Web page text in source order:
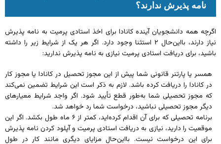
نامه پذیرش ندارند؟
اگرچه همه دانشجویان آینده کانادا برای اخذ استادی پرمیت به نامه پذیرش
نیاز دارند، بااین‌حال ۲ استثنا وجود دارد. اگر هر یک از شرایط زیر را داشته
باشید، برای دریافت استادی پرمیت نیازی به نامه پذیرش ندارید:
همسر یا پارتنر قانونی شما پیش از این مجوز تحصیل در کانادا یا مجوز کار
در کانادا را دریافت کرده باشد. لازم به ذکر است این شرایط تضمین نمی‌کند
که مجوز تحصیلی شما به‌طور قطع تأیید شود. اگر واجد شرایط معیارهای
دیگر مجوز تحصیلی نباشید، درخواست شما رد خواهد شد.
برنامه تحصیلی که برای آن اقدام کرده‌اید، کمتر از ۶ ماه طول بکشد. اگر این
موقعیت را دارید، نیازی به دریافت استادی پرمیت و آپلود کردن نامه پذیرش
برای این درخواست نیست. بااین‌حال مزایای دیگری مانند کار در طول